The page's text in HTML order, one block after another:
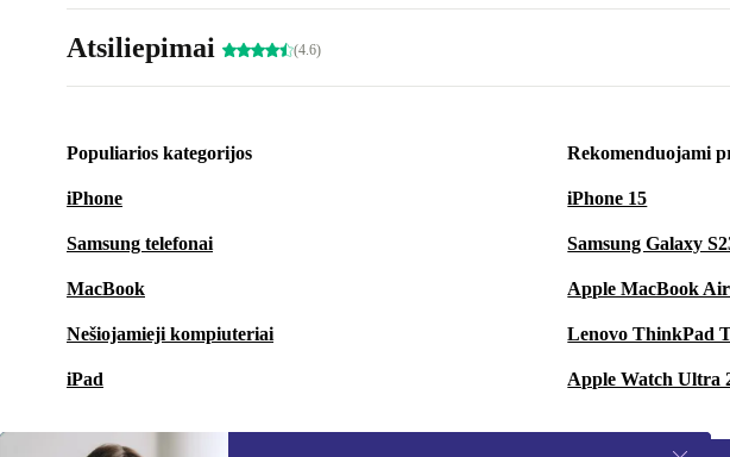
Atsiliepimai (4.6)
Populiarios kategorijos
iPhone
Samsung telefonai
MacBook
Nešiojamieji kompiuteriai
iPad
Rekomenduojami
iPhone 15
Samsung Galaxy
Apple MacBook
Lenovo ThinkPad
Apple Watch Ultra